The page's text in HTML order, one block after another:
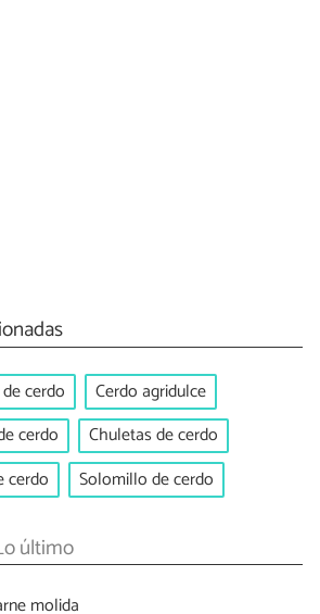
cerdo
Cerdo agridulce
cerdo
Chuletas de cerdo
cerdo
Solomillo de cerdo
último
molida